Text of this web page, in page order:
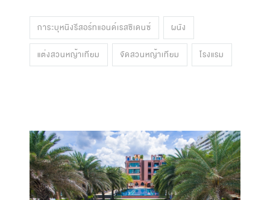
การะบุหนิงรีสอร์ทแอนด์เรสซิเดนซ์ ผนัง
แต่งสวนหญ้าเทียม จัดสวนหญ้าเทียม โรงแรม